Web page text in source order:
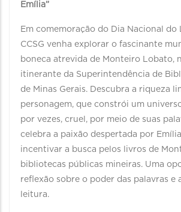
Emília”
Em comemoração do Dia Nacional
CCSG venha explorar o fascinante
boneca atrevida de Monteiro Lobato,
itinerante da Superintendência de
de Minas Gerais. Descubra a riqueza
personagem, que constrói um
por vezes, cruel, por meio de suas
celebra a paixão despertada por
incentivar a busca pelos livros de
bibliotecas públicas mineiras. Uma
reflexão sobre o poder das palavras e
leitura.